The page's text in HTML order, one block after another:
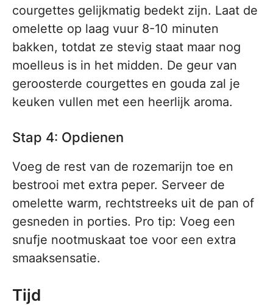
courgettes gelijkmatig bedekt zijn. Laat de
omelette op laag vuur 8-10 minuten
bakken, totdat ze stevig staat maar nog
moelleus is in het midden. De geur van
geroosterde courgettes en gouda zal je
keuken vullen met een heerlijk aroma.
Stap 4: Opdienen
Voeg de rest van de rozemarijn toe en
bestrooi met extra peper. Serveer de
omelette warm, rechtstreeks uit de pan of
gesneden in porties. Pro tip: Voeg een
snufje nootmuskaat toe voor een extra
smaaksensatie.
Tijd